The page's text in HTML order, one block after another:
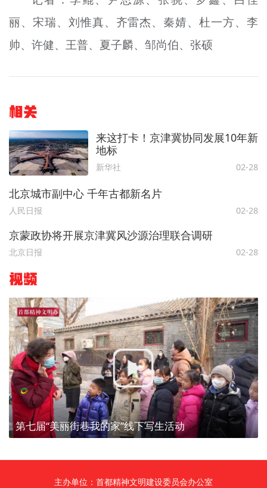
丽、宋瑞、刘惟真、齐雷杰、秦婧、杜一方、李
帅、许健、王普、夏子麟、邹尚伯、张硕
相关
来这打卡！京津冀协同发展10年新
地标
新华社 02-28
北京城市副中心 千年古都新名片
人民日报 02-28
京蒙政协将开展京津冀风沙源治理联合调研
北京日报 02-28
视频
第七届“美丽街巷我的家”线下写生活动
主办单位：首都精神文明建设委员会办公室